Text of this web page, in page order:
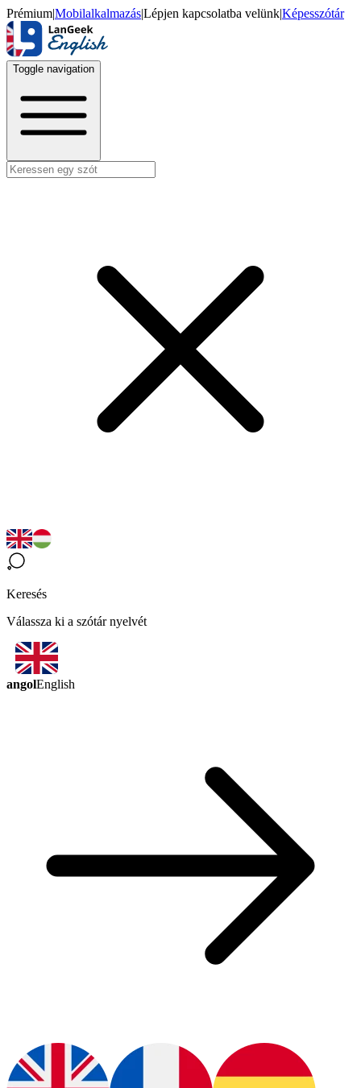
Prémium|Mobilalkalmazás|Lépjen kapcsolatba velünk|Képesszótár
Toggle navigation
Keresés
Válassza ki a szótár nyelvét
angolEnglish